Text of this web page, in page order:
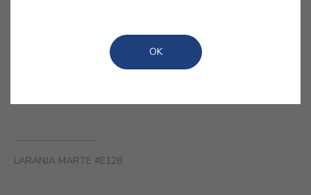
LARANJA MARTE #E128
OK